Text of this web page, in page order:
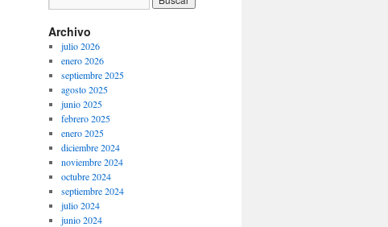
Archivo
julio 2026
enero 2026
septiembre 2025
agosto 2025
junio 2025
febrero 2025
enero 2025
diciembre 2024
noviembre 2024
octubre 2024
septiembre 2024
julio 2024
junio 2024